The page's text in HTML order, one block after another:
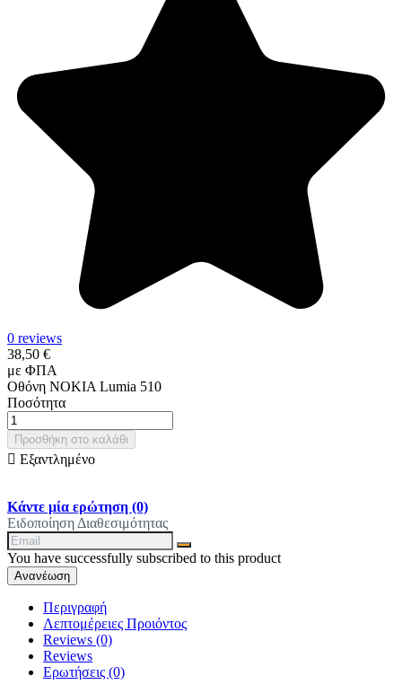
0 reviews
38,50 €
με ΦΠΑ
Οθόνη NOKIA Lumia 510
Ποσότητα
Προσθήκη στο καλάθι
 Εξαντλημένο
Κάντε μία ερώτηση (0)
Ειδοποίηση Διαθεσιμότητας
You have successfully subscribed to this product
Περιγραφή
Λεπτομέρειες Προιόντος
Reviews (0)
Reviews
Ερωτήσεις (0)